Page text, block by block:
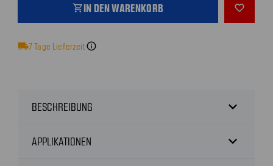
shopping_cartIN DEN WARENKORB favorite_outline
local_shipping7Tage Lieferzeitinfo
BESCHREIBUNG expand_more
APPLIKATIONEN expand_more